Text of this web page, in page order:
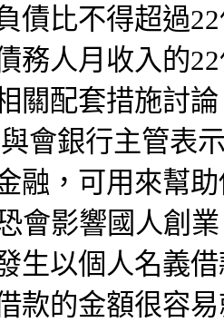
債比不得超過
務人月收入的
關配套措施討
會銀行主管表
融，可用來幫
會影響國人創
生以個人名義
款的金額很容